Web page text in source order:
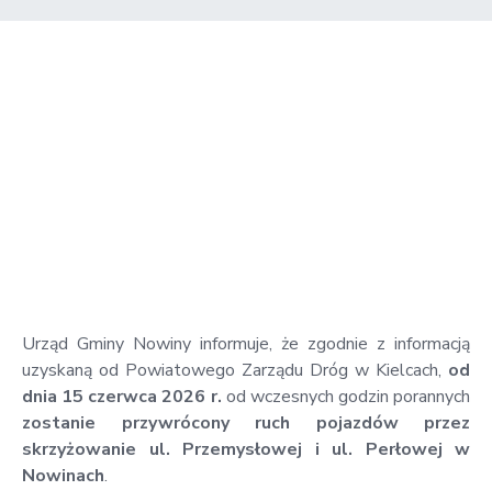
Zespół
Placówek
Oświatowych
w
Bolechowicach
Urząd Gminy Nowiny informuje, że zgodnie z informacją
uzyskaną od Powiatowego Zarządu Dróg w Kielcach, od
dnia 15 czerwca 2026 r. od wczesnych godzin porannych
zostanie przywrócony ruch pojazdów przez
skrzyżowanie ul. Przemysłowej i ul. Perłowej w
Nowinach.